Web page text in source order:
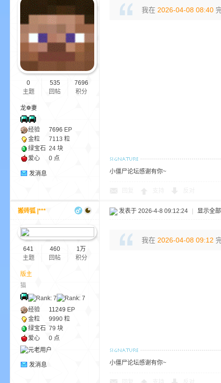
0
主题
535
回帖
7696
积分
龙❁妻
经验 7696 EP
金粒
7113 粒
绿宝石 24 块
爱心
0 点
发消息
我在 2026-04-08 08:40
小僵尸论坛感谢有你~
搬砖狐 |***
641
主题
460
回帖
1万
积分
版主
猫
经验 11249 EP
金粒
9990 粒
绿宝石 79 块
爱心
0 点
发消息
发表于 2026-4-8 09:12:24 显示全
我在 2026-04-08 09:12
小僵尸论坛感谢有你~